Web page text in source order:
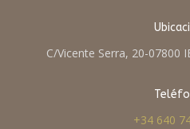
C/Vicente Serra, 20-07800
+34 640